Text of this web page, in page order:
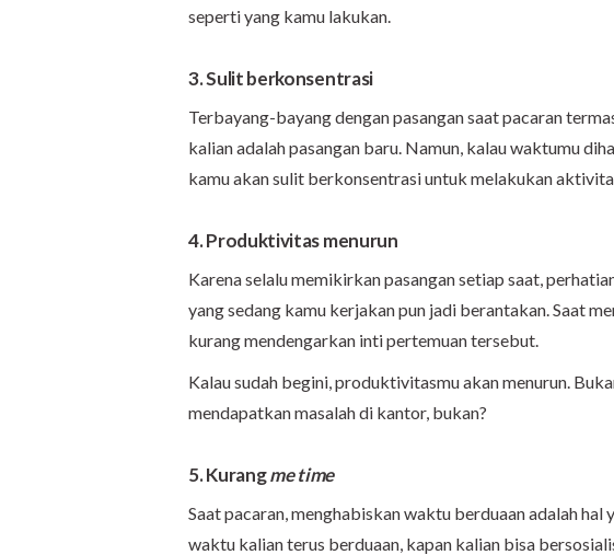
seperti yang kamu lakukan.
3. Sulit berkonsentrasi
Terbayang-bayang dengan pasangan saat pacaran
kalian adalah pasangan baru. Namun, kalau waktumu
kamu akan sulit berkonsentrasi untuk melakukan
4. Produktivitas menurun
Karena selalu memikirkan pasangan setiap saat,
yang sedang kamu kerjakan pun jadi berantakan. Saat
kurang mendengarkan inti pertemuan tersebut.
Kalau sudah begini, produktivitasmu akan menurun.
mendapatkan masalah di kantor, bukan?
5. Kurangme time
Saat pacaran, menghabiskan waktu berduaan adalah hal
waktu kalian terus berduaan, kapan kalian bisa